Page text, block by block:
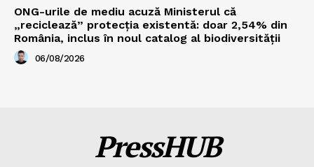
ONG-urile de mediu acuză Ministerul că
„reciclează” protecția existentă: doar 2,54% din
România, inclus în noul catalog al biodiversității
06/08/2026
PressHUB